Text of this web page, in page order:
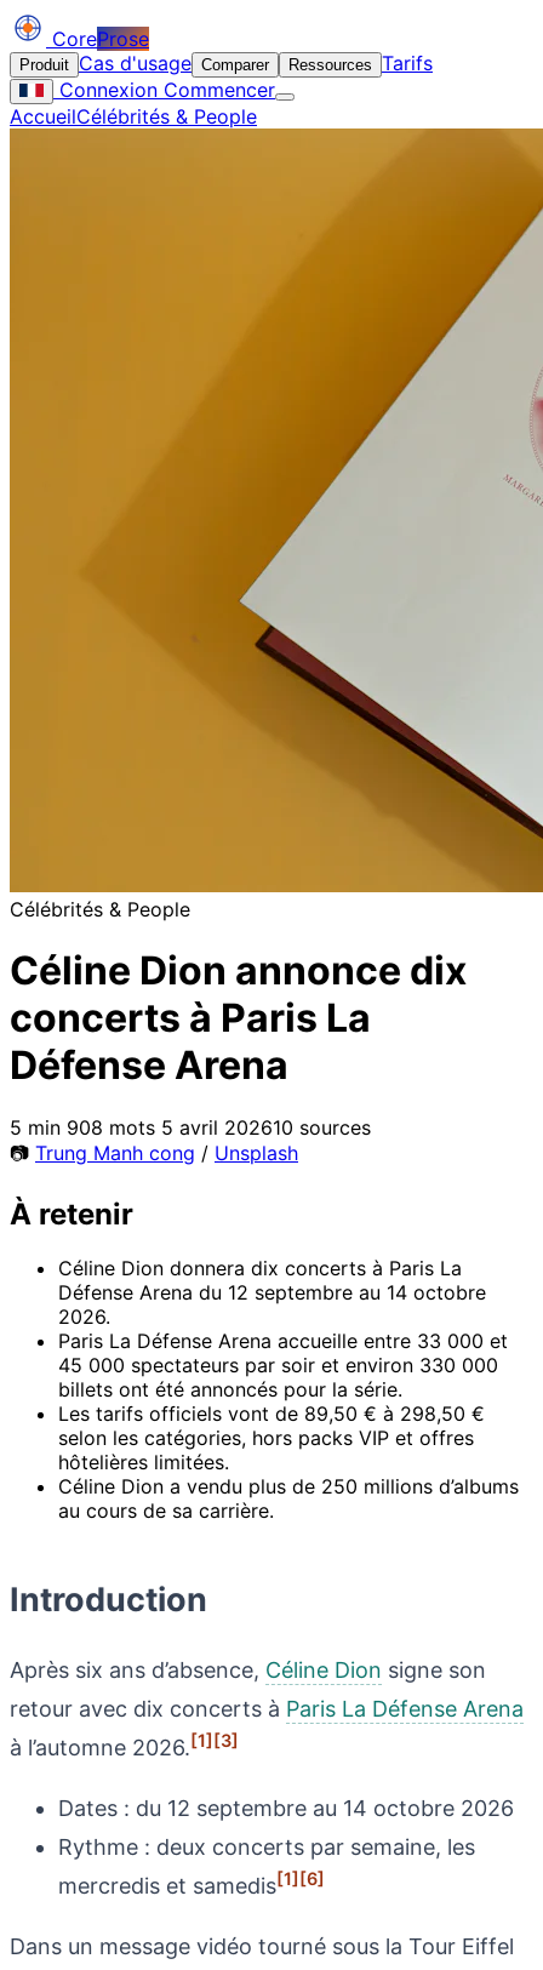
CoreProse
Produit Cas d'usage Comparer Ressources Tarifs
Connexion Commencer
AccueilCélébrités & People
Célébrités & People
Céline Dion annonce dix
concerts à Paris La
Défense Arena
5 min 908 mots 5 avril 202610 sources
📷 Trung Manh cong / Unsplash
À retenir
Céline Dion donnera dix concerts à Paris La
Défense Arena du 12 septembre au 14 octobre
2026.
Paris La Défense Arena accueille entre 33 000 et
45 000 spectateurs par soir et environ 330 000
billets ont été annoncés pour la série.
Les tarifs officiels vont de 89,50 € à 298,50 €
selon les catégories, hors packs VIP et offres
hôtelières limitées.
Céline Dion a vendu plus de 250 millions d’albums
au cours de sa carrière.
Introduction
Après six ans d’absence, Céline Dion signe son
retour avec dix concerts à Paris La Défense Arena
à l’automne 2026.[1][3]
Dates : du 12 septembre au 14 octobre 2026
Rythme : deux concerts par semaine, les
mercredis et samedis[1][6]
Dans un message vidéo tourné sous la Tour Eiffel